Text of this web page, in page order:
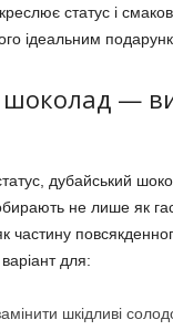
статус і
ідеальним
—
дубайський
не лише як
частину
для:
шкідливі